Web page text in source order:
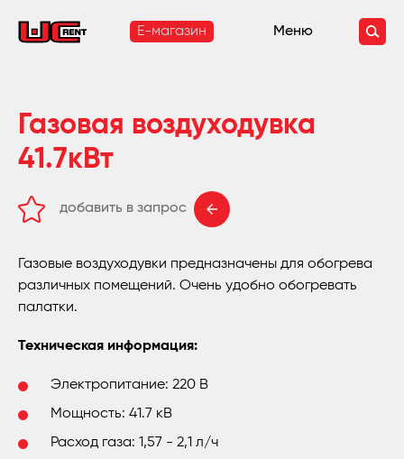
E-магазин Меню
Газовая воздуходувка
41.7кВт
добавить в запрос
Газовые воздуходувки предназначены для обогрева
различных помещений. Очень удобно обогревать
палатки.
Техническая информация:
Электропитание: 220 В
Мощность: 41.7 кВ
Расход газа: 1,57 - 2,1 л/ч